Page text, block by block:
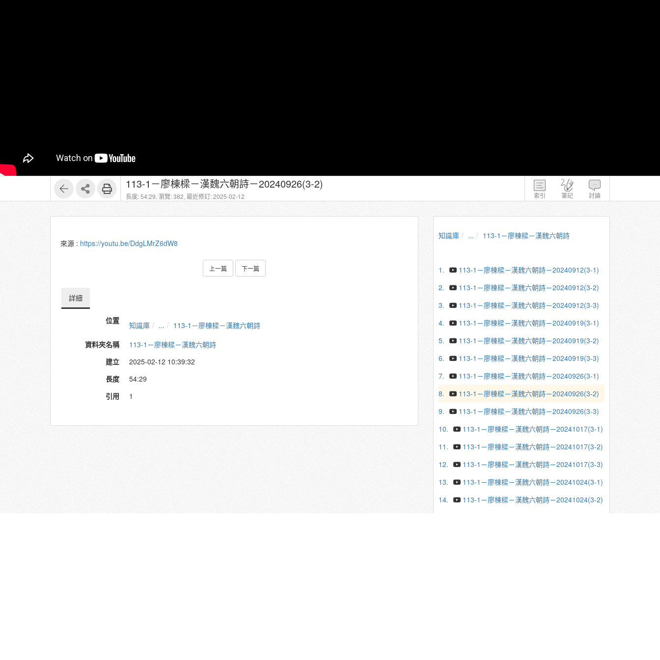
索引 筆記 討論
113-1－廖棟樑－漢魏六朝詩－20240926(3-2)
長度: 54:29, 瀏覽: 382, 最近修訂: 2025-02-12
來源 : https://youtu.be/DdgLMrZ6dW8
上一篇 下一篇
詳細
位置 知識庫 ...
113-1－廖棟樑－漢魏六朝詩
資料夾名稱
113-1－廖棟樑－漢魏六朝詩
建立
2025-02-12 10:39:32
長度
54:29
引用
1
知識庫 ... 113-1－廖棟樑－漢魏六朝詩
1.
113-1－廖棟樑－漢魏六朝詩－20240912(3-1)
2.
113-1－廖棟樑－漢魏六朝詩－20240912(3-2)
3.
113-1－廖棟樑－漢魏六朝詩－20240912(3-3)
4.
113-1－廖棟樑－漢魏六朝詩－20240919(3-1)
5.
113-1－廖棟樑－漢魏六朝詩－20240919(3-2)
6.
113-1－廖棟樑－漢魏六朝詩－20240919(3-3)
7.
113-1－廖棟樑－漢魏六朝詩－20240926(3-1)
8.
113-1－廖棟樑－漢魏六朝詩－20240926(3-2)
9.
113-1－廖棟樑－漢魏六朝詩－20240926(3-3)
10.
113-1－廖棟樑－漢魏六朝詩－20241017(3-1)
11.
113-1－廖棟樑－漢魏六朝詩－20241017(3-2)
12.
113-1－廖棟樑－漢魏六朝詩－20241017(3-3)
13.
113-1－廖棟樑－漢魏六朝詩－20241024(3-1)
14.
113-1－廖棟樑－漢魏六朝詩－20241024(3-2)